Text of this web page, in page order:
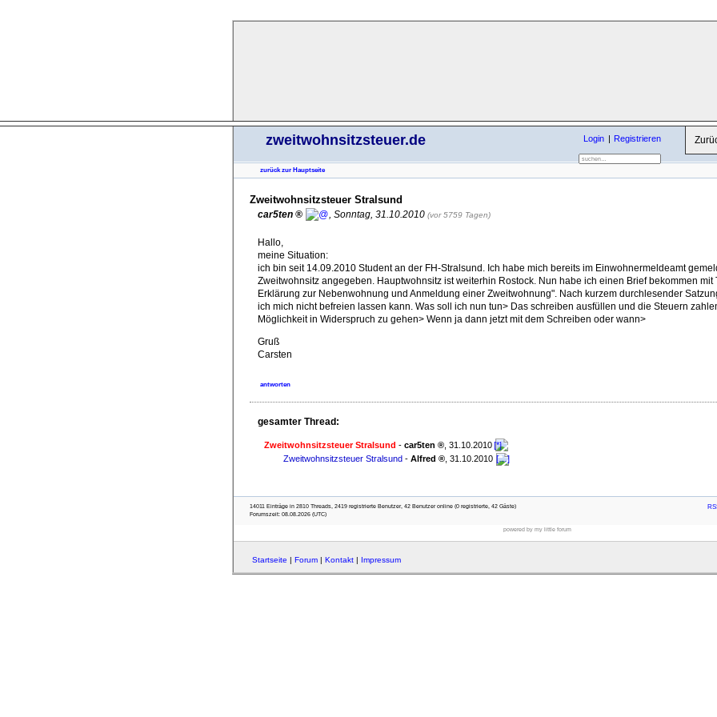
zweitwohnsitzsteuer.de Login Registrieren
zurück zur Hauptseite
Zweitwohnsitzsteuer Stralsund
car5ten
, Sonntag, 31.10.2010 (vor 5759 Tagen)
Hallo,
meine Situation:
ich bin seit 14.09.2010 Student an der FH-Stralsund. Ich habe mich bereits im Einwohnermeldeamt
Zweitwohnsitz angegeben. Hauptwohnsitz ist weiterhin Rostock. Nun habe ich einen Brief bekommen mit
Erklärung zur Nebenwohnung und Anmeldung einer Zweitwohnung". Nach kurzem durchlesender
ich mich nicht befreien lassen kann. Was soll ich nun tun> Das schreiben ausfüllen und die Steuern
Möglichkeit in Widerspruch zu gehen> Wenn ja dann jetzt mit dem Schreiben oder wann>
Gruß
Carsten
antworten
gesamter Thread:
Zweitwohnsitzsteuer Stralsund - car5ten , 31.10.2010
Zweitwohnsitzsteuer Stralsund- Alfred , 31.10.2010
14011 Einträge in 2810 Threads, 2419 registrierte Benutzer, 42 Benutzer online (0 registrierte, 42 Gäste)
Forumszeit: 08.08.2026 (UTC)
powered by my little forum
Startseite | Forum| Kontakt| Impressum